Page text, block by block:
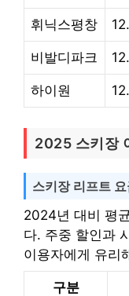
휘닉스평창
비발디파크
하이원
2025 스키장
스키장 리프트
2024년 대비 평
다. 주중 할인과
이용자에게 유리
구분